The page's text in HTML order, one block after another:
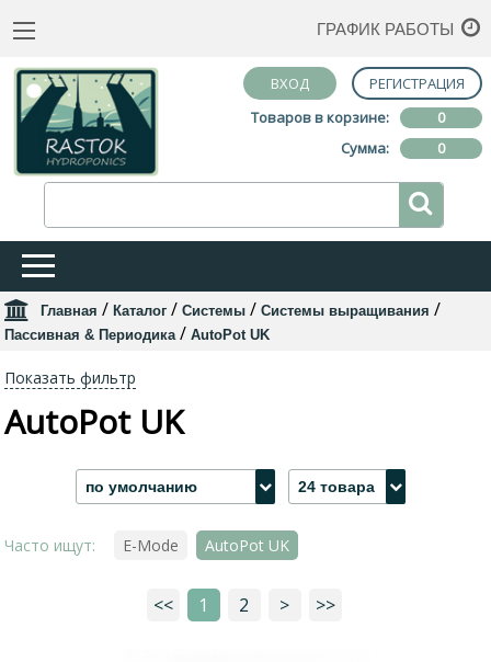
ГРАФИК РАБОТЫ
ВХОД
РЕГИСТРАЦИЯ
Товаров в корзине:
0
Сумма:
0
Главная / Каталог / Системы / Системы выращивания /
Пассивная & Периодика / AutoPot UK
Показать фильтр
AutoPot UK
по умолчанию 24 товара
Часто ищут: E-Mode AutoPot UK
<< 1 2 > >>